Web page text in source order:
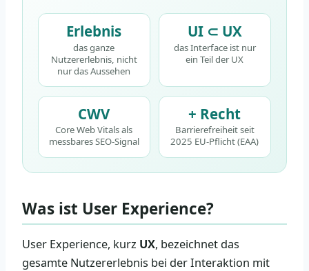
Erlebnis
das ganze
Nutzererlebnis, nicht
nur das Aussehen
UI ⊂ UX
das Interface ist nur
ein Teil der UX
CWV
Core Web Vitals als
messbares SEO-Signal
+ Recht
Barrierefreiheit seit
2025 EU-Pflicht (EAA)
Was ist User Experience?
User Experience, kurz UX, bezeichnet das
gesamte Nutzererlebnis bei der Interaktion mit